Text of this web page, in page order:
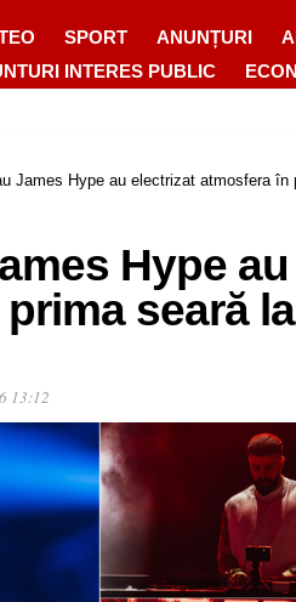
SPORT ANUNȚURI
INTERES PUBLIC
James Hype au electrizat atmosfera în
Hype au
seară la
13:12